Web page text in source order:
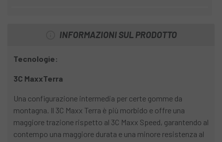
INFORMAZIONI SUL PRODOTTO
Tecnologie:
3C MaxxTerra
Una configurazione intermedia per certe gomme da
montagna. Il 3C Maxx Terra è più morbido e offre una
maggiore trazione rispetto al 3C Maxx Speed, garantendo al
contempo una maggiore durata e una minore resistenza al